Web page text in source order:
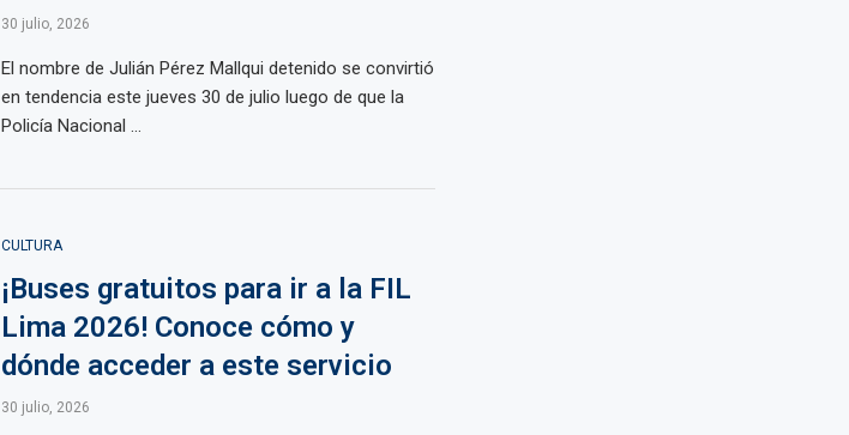
30 julio, 2026
El nombre de Julián Pérez Mallqui detenido se convirtió
en tendencia este jueves 30 de julio luego de que la
Policía Nacional ...
CULTURA
¡Buses gratuitos para ir a la FIL
Lima 2026! Conoce cómo y
dónde acceder a este servicio
30 julio, 2026